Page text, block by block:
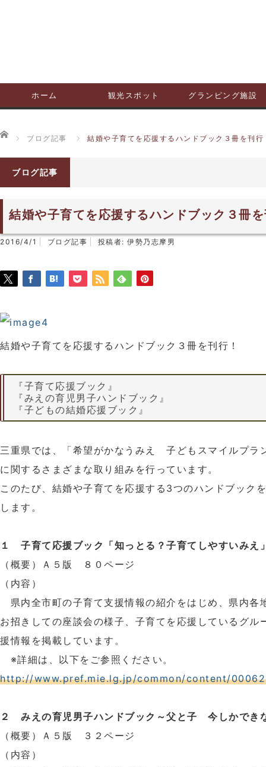
ホーム 観光スポット グランピング施設
ホーム
ブログ記事 結婚や子育てを応援するハンドブック３冊を刊行
ブログ記事
結婚や子育てを応援するハンドブック３冊
2016/4/1 ブログ記事 投稿者: 伊勢乃志摩男
結婚や子育てを応援するハンドブック３冊を刊行！
『子育て応援ブック』
『みえの育児男子ハンドブック』
『子どもの結婚応援ブック』
三重県では、「希望がかなうみえ 子どもスマイルプラ
に関するさまざまな取り組みを行っています。
このたび、結婚や子育てを応援する3つのハンドブック
します。
１ 子育て応援ブック「知っとる？子育てしやすいみえ
（概要）Ａ５版 ８０ページ
（内容）
県内全市町の子育て支援情報の紹介をはじめ、県内各
お招きしての座談会の様子、子育てを応援しているグル
援情報を掲載しています。
※詳細は、以下をご参照ください。
http://www.pref.mie.lg.jp/common/content/
２ みえの育児男子ハンドブック～父と子 今しかでき
（概要）Ａ５版 ３２ページ
（内容）